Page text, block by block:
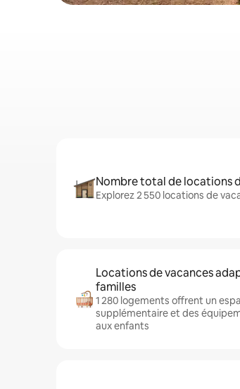
Nombre total de locations
Explorez 2 550 locations de
Locations de vacances
familles
1 280 logements offrent un
supplémentaire et des
aux enfants